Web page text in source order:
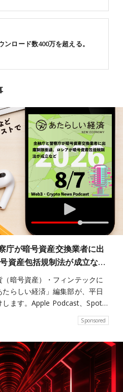
ロード数400万を超える。
庁が暗号資産交換業者に出
資産包括規制法が成立な…
暗号資産）・フィンテックに
らしい経済」編集部が、平日
します。Apple Podcast、Spot…
Sponsored